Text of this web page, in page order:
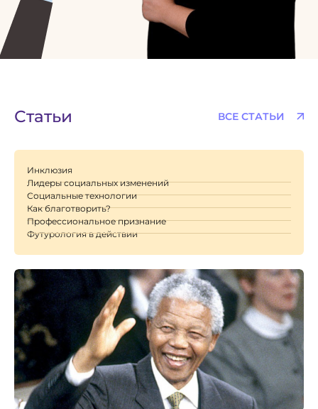
Статьи ВСЕ СТАТЬИ
Инклюзия
Лидеры социальных изменений
Социальные технологии
Как благотворить?
Профессиональное признание
Футурология в действии